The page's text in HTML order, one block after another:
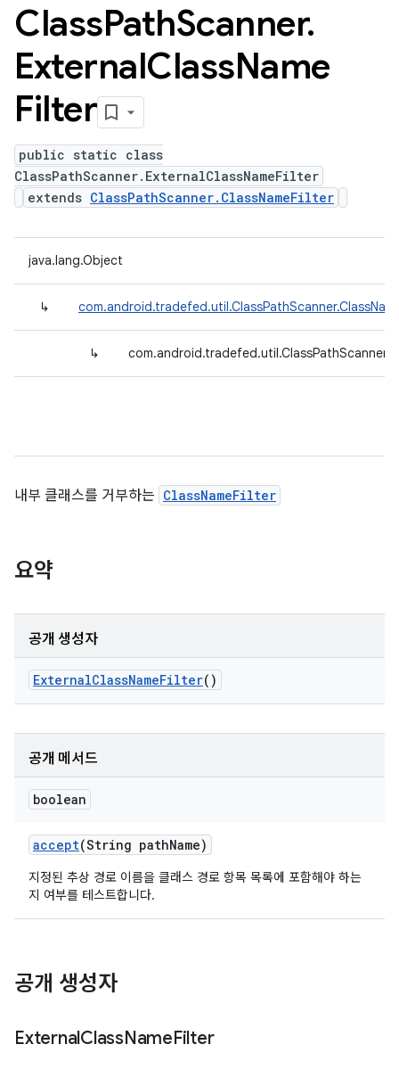
ClassPathScanner.
ExternalClassName
Filter
public static class
ClassPathScanner.ExternalClassNameFilter
extends ClassPathScanner.ClassNameFilter
java.lang.Object
↳
↳
내부 클래스를 거부하는 ClassNameFilter
요약
공개 생성자
ExternalClassNameFilter()
공개 메서드
boolean
accept(String pathName)
지정된 추상 경로 이름을 클래스 경로 항목 목록에 포함해야 하는
지 여부를 테스트합니다.
공개 생성자
ExternalClassNameFilter